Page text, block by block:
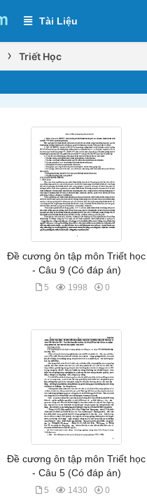
Tài Liệu
› Triết Học
Đề cương ôn tập môn Triết học
- Câu 9 (Có đáp án)
5 1998 0
Đề cương ôn tập môn Triết học
- Câu 5 (Có đáp án)
5 1430 0